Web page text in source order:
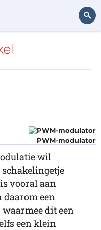
PWM-modulator
wil
vooral aan
daarom een
waarmee dit een
een klein